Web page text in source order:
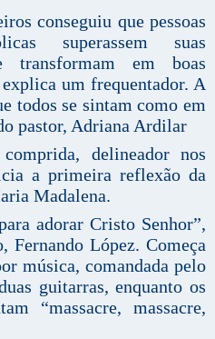
conseguiu que pessoas
superassem suas
transformam em boas
um frequentador. A
todos se sintam como em
pastor, Adriana Ardilar
delineador nos
a primeira reflexão da
Madalena.
adorar Cristo Senhor”,
Fernando López. Começa
música, comandada pelo
guitarras, enquanto os
“massacre, massacre,